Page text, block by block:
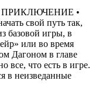
•
свой путь так,
базовой игры, в
или во время
Дагоном в главе
все, что есть в игре.
в неизведанные